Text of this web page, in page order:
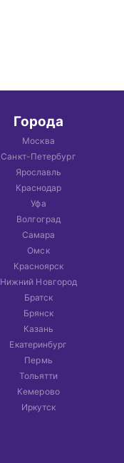
Города
Москва
Санкт-Петербург
Ярославль
Краснодар
Уфа
Волгоград
Самара
Омск
Красноярск
Нижний Новгород
Братск
Брянск
Казань
Екатеринбург
Пермь
Тольятти
Кемерово
Иркутск